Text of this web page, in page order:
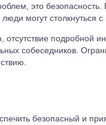
это
люди могут
отсутствие подробной
собеседников.
безопасный и